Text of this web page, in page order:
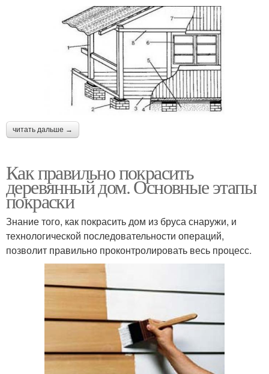
читать дальше →
Как правильно покрасить
деревянный дом. Основные этапы
покраски
Знание того, как покрасить дом из бруса снаружи, и
технологической последовательности операций,
позволит правильно проконтролировать весь процесс.